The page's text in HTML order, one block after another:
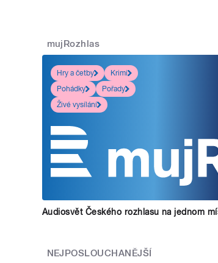
mujRozhlas
Hry a četby
Krimi
Pohádky
Pořady
Živé vysílání
Audiosvět Českého rozhlasu na jednom
NEJPOSLOUCHANĚJŠÍ